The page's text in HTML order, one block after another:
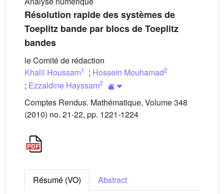
Résolution rapide des systèmes de
Toeplitz bande par blocs de Toeplitz
bandes
le Comité de rédaction
Khalil Houssam1 ; Hossein Mouhamad2
; Ezzaldine Hayssam2
Comptes Rendus. Mathématique, Volume 348
(2010) no. 21-22, pp. 1221-1224
Résumé (VO)
Abstract